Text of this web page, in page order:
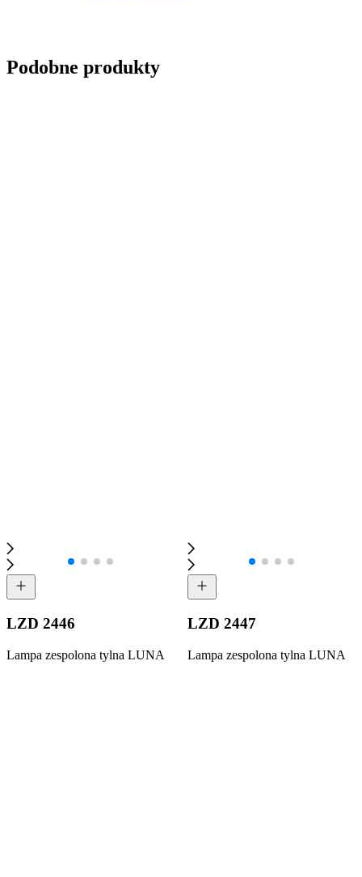
Podobne produkty
LZD 2446
Lampa zespolona tylna LUNA
LZD 2447
Lampa zespolona tylna LUNA